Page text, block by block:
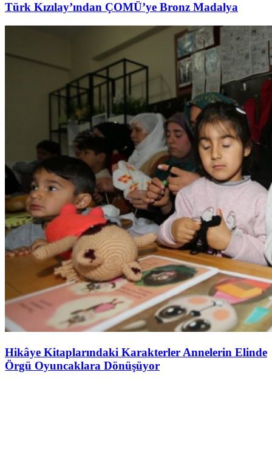
Türk Kızılay’ından ÇOMÜ’ye Bronz Madalya
Hikâye Kitaplarındaki Karakterler Annelerin Elinde
Örgü Oyuncaklara Dönüşüyor